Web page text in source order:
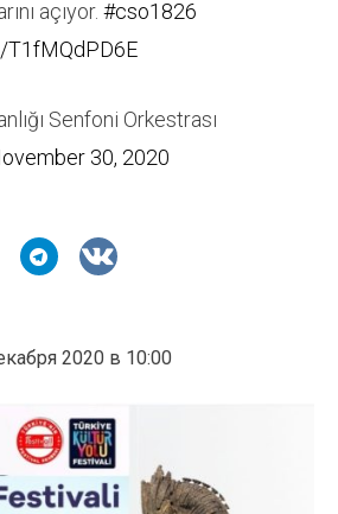
açıyor. #cso1826
Senfoni Orkestrası
30, 2020
2020 в 10:00